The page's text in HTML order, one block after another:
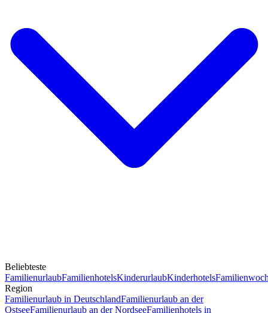
Beliebteste
FamilienurlaubFamilienhotelsKinderurlaubKinderhotels
Region
Familienurlaub in DeutschlandFamilienurlaub an der
OstseeFamilienurlaub an der NordseeFamilienhotels in